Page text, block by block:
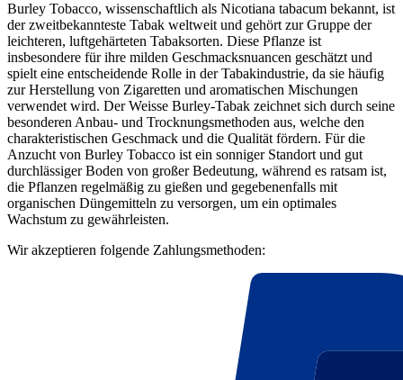
Burley Tobacco, wissenschaftlich als Nicotiana tabacum bekannt, ist
der zweitbekannteste Tabak weltweit und gehört zur Gruppe der
leichteren, luftgehärteten Tabaksorten. Diese Pflanze ist
insbesondere für ihre milden Geschmacksnuancen geschätzt und
spielt eine entscheidende Rolle in der Tabakindustrie, da sie häufig
zur Herstellung von Zigaretten und aromatischen Mischungen
verwendet wird. Der Weisse Burley-Tabak zeichnet sich durch seine
besonderen Anbau- und Trocknungsmethoden aus, welche den
charakteristischen Geschmack und die Qualität fördern. Für die
Anzucht von Burley Tobacco ist ein sonniger Standort und gut
durchlässiger Boden von großer Bedeutung, während es ratsam ist,
die Pflanzen regelmäßig zu gießen und gegebenenfalls mit
organischen Düngemitteln zu versorgen, um ein optimales
Wachstum zu gewährleisten.
Wir akzeptieren folgende Zahlungsmethoden: